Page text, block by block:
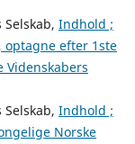
Indhold ;
optagne efter 1ste
Videnskabers
Indhold ;
Norske